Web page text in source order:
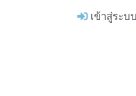
เข้าสู่ระบบ